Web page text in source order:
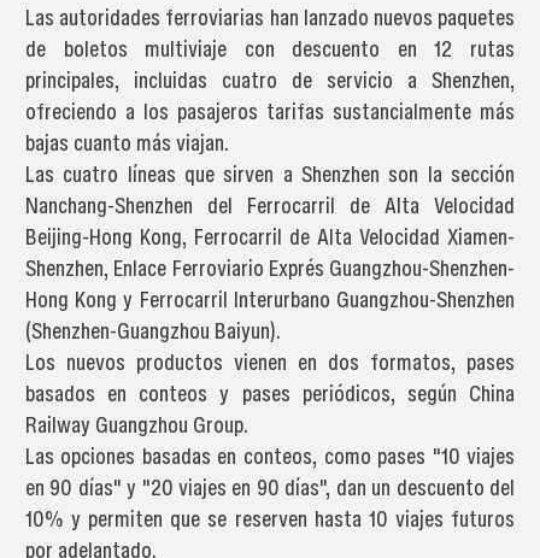
Las autoridades ferroviarias han lanzado nuevos paquetes
de boletos multiviaje con descuento en 12 rutas
principales, incluidas cuatro de servicio a Shenzhen,
ofreciendo a los pasajeros tarifas sustancialmente más
bajas cuanto más viajan.
Las cuatro líneas que sirven a Shenzhen son la sección
Nanchang-Shenzhen del Ferrocarril de Alta Velocidad
Beijing-Hong Kong, Ferrocarril de Alta Velocidad Xiamen-
Shenzhen, Enlace Ferroviario Exprés Guangzhou-Shenzhen-
Hong Kong y Ferrocarril Interurbano Guangzhou-Shenzhen
(Shenzhen-Guangzhou Baiyun).
Los nuevos productos vienen en dos formatos, pases
basados en conteos y pases periódicos, según China
Railway Guangzhou Group.
Las opciones basadas en conteos, como pases "10 viajes
en 90 días" y "20 viajes en 90 días", dan un descuento del
10% y permiten que se reserven hasta 10 viajes futuros
por adelantado.